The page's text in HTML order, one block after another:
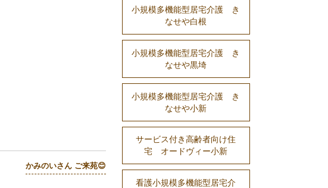
かみのいさん ご来苑😊
小規模多機能型居宅介護 き
なせや白根
小規模多機能型居宅介護 き
なせや黒埼
小規模多機能型居宅介護 き
なせや小新
サービス付き高齢者向け住
宅 オードヴィー小新
看護小規模多機能型居宅介